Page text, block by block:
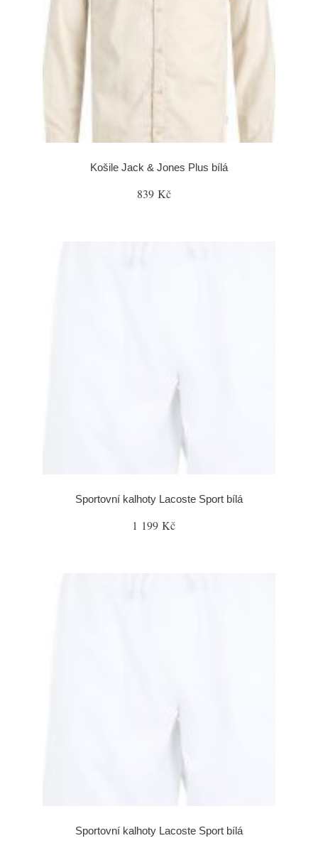
Košile Jack & Jones Plus bílá
839 Kč
Sportovní kalhoty Lacoste Sport bílá
1 199 Kč
Sportovní kalhoty Lacoste Sport bílá